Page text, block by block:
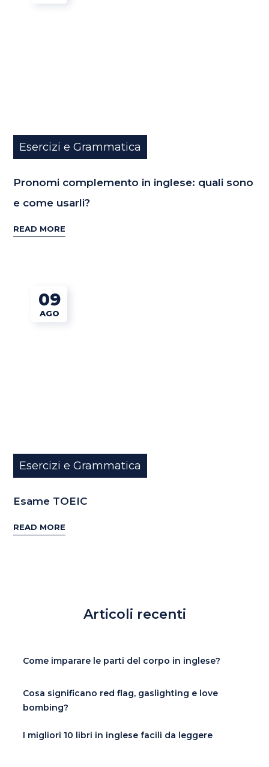
Esercizi e Grammatica
Pronomi complemento in inglese: quali sono
e come usarli?
READ MORE
09
AGO
Esercizi e Grammatica
Esame TOEIC
READ MORE
Articoli recenti
Come imparare le parti del corpo in inglese?
Cosa significano red flag, gaslighting e love
bombing?
I migliori 10 libri in inglese facili da leggere